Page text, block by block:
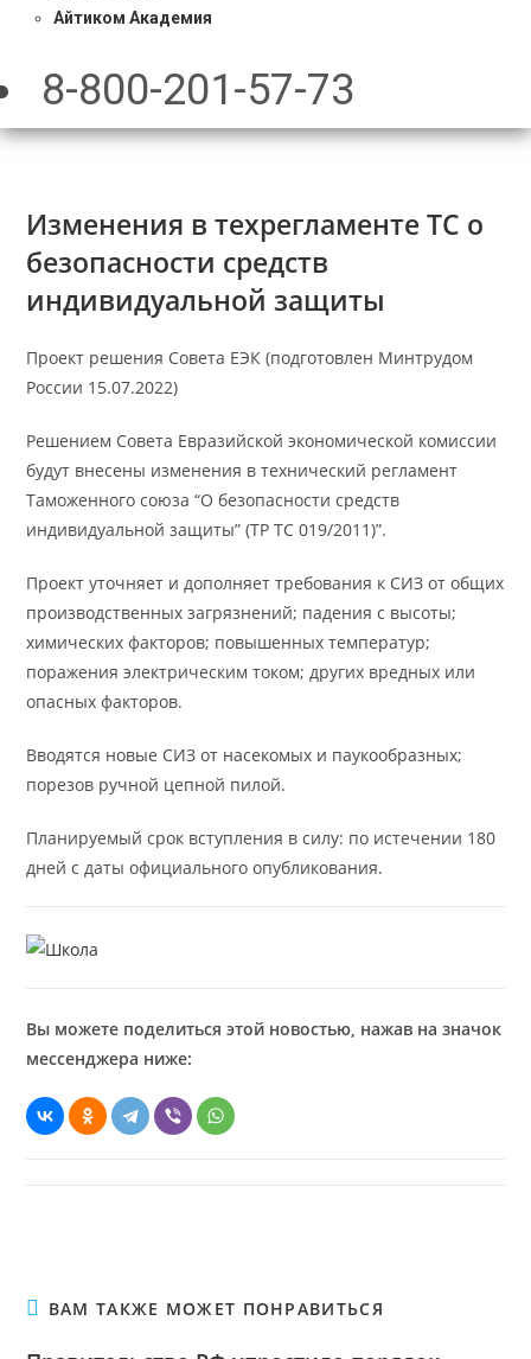
Айтиком Академия
8-800-201-57-73
Изменения в техрегламенте ТС о
безопасности средств
индивидуальной защиты
Проект решения Совета ЕЭК (подготовлен Минтрудом
России 15.07.2022)
Решением Совета Евразийской экономической комиссии
будут внесены изменения в технический регламент
Таможенного союза “О безопасности средств
индивидуальной защиты” (ТР ТС 019/2011)”.
Проект уточняет и дополняет требования к СИЗ от общих
производственных загрязнений; падения с высоты;
химических факторов; повышенных температур;
поражения электрическим током; других вредных или
опасных факторов.
Вводятся новые СИЗ от насекомых и паукообразных;
порезов ручной цепной пилой.
Планируемый срок вступления в силу: по истечении 180
дней с даты официального опубликования.
Вы можете поделиться этой новостью, нажав на значок
мессенджера ниже:
ВАМ ТАКЖЕ МОЖЕТ ПОНРАВИТЬСЯ